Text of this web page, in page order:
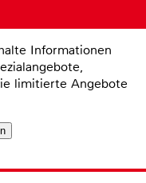
Informationen
limitierte Angebote